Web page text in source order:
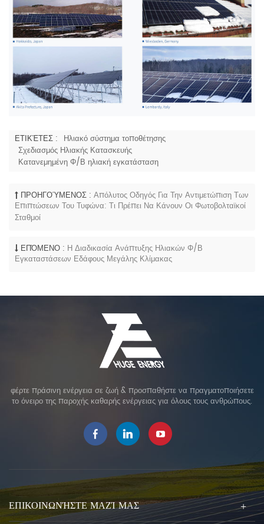
ΕΤΙΚΈΤΕΣ : Ηλιακό σύστημα τοποθέτησης
Σχεδιασμός Ηλιακής Κατασκευής
Κατανεμημένη Φ/Β ηλιακή εγκατάσταση
ΠΡΟΗΓΟΎΜΕΝΟΣ : Απόλυτος Οδηγός Για Την Αντιμετώπιση Των
Επιπτώσεων Του Τυφώνα: Τι Πρέπει Να Κάνουν Οι Φωτοβολταϊκοί
Σταθμοί
ΕΠΌΜΕΝΟ : Η Διαδικασία Ανάπτυξης Ηλιακών Φ/Β
Εγκαταστάσεων Εδάφους Μεγάλης Κλίμακας
φέρτε πράσινη ενέργεια σε ζωή & προσπαθήστε να πραγματοποιήσετε
το όνειρο της παροχής καθαρής ενέργειας για όλους τους ανθρώπους.
ΕΠΙΚΟΙΝΩΝΉΣΤΕ ΜΑΖΊ ΜΑΣ